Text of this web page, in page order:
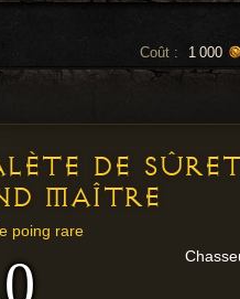
Coût : 1 000
DE
MAÎTRE
poing rare